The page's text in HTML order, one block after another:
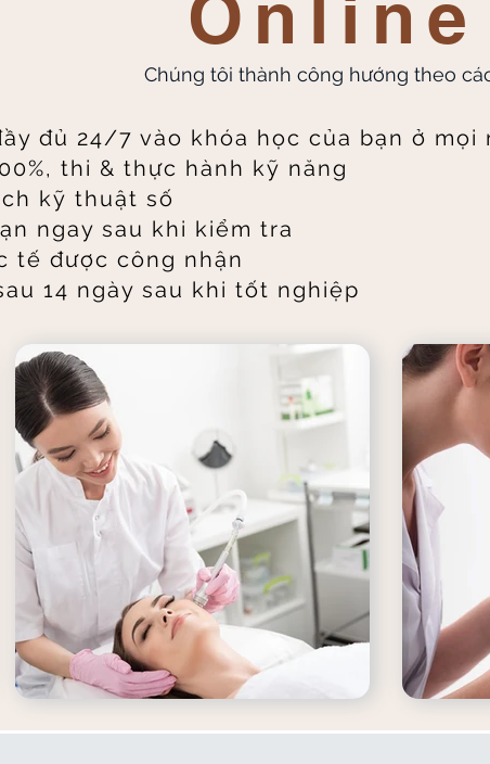
Chúng tôi thành công hướng theo
đủ 24/7 vào khóa học của bạn ở mọi
thi & thực hành kỹ năng
kỹ thuật số
ngay sau khi kiểm tra
tế được công nhận
14 ngày sau khi tốt nghiệp